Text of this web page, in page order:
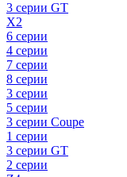
3 серии GT
X2
6 серии
4 серии
7 серии
8 серии
3 серии
5 серии
3 серии Coupe
1 серии
3 серии GT
2 серии